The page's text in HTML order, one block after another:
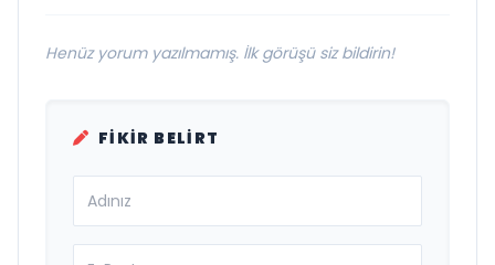
Henüz yorum yazılmamış. İlk görüşü siz bildirin!
FIKIR BELIRT